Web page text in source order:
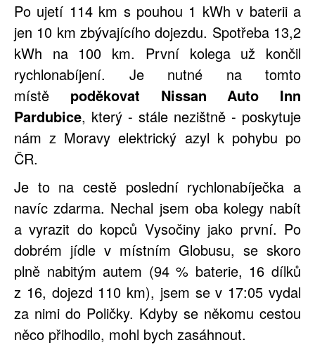
Po ujetí 114 km s pouhou 1 kWh v baterii a
jen 10 km zbývajícího dojezdu. Spotřeba 13,2
kWh na 100 km. První kolega už končil
rychlonabíjení. Je nutné na tomto
místě poděkovat Nissan Auto Inn
Pardubice, který - stále nezištně - poskytuje
nám z Moravy elektrický azyl k pohybu po
ČR.
Je to na cestě poslední rychlonabíječka a
navíc zdarma. Nechal jsem oba kolegy nabít
a vyrazit do kopců Vysočiny jako první. Po
dobrém jídle v místním Globusu, se skoro
plně nabitým autem (94 % baterie, 16 dílků
z 16, dojezd 110 km), jsem se v 17:05 vydal
za nimi do Poličky. Kdyby se někomu cestou
něco přihodilo, mohl bych zasáhnout.